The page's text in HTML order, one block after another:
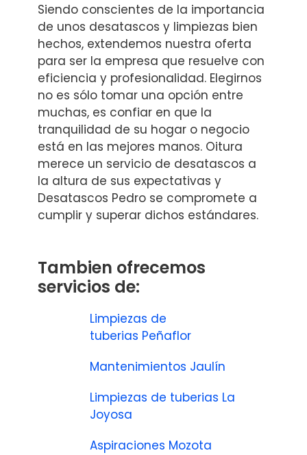
Siendo conscientes de la importancia
de unos desatascos y limpiezas bien
hechos, extendemos nuestra oferta
para ser la empresa que resuelve con
eficiencia y profesionalidad. Elegirnos
no es sólo tomar una opción entre
muchas, es confiar en que la
tranquilidad de su hogar o negocio
está en las mejores manos. Oitura
merece un servicio de desatascos a
la altura de sus expectativas y
Desatascos Pedro se compromete a
cumplir y superar dichos estándares.
Tambien ofrecemos
servicios de:
Limpiezas de
tuberias Peñaflor
Mantenimientos Jaulín
Limpiezas de tuberias La
Joyosa
Aspiraciones Mozota